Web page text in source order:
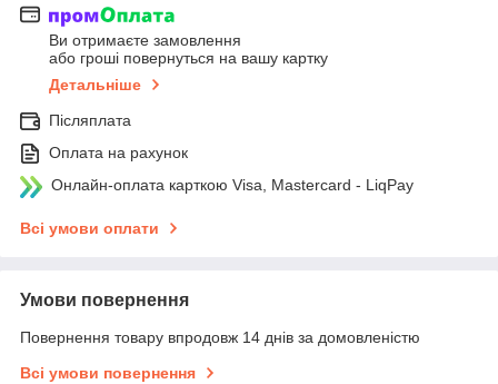
Ви отримаєте замовлення
або гроші повернуться на вашу картку
Детальніше
Післяплата
Оплата на рахунок
Онлайн-оплата карткою Visa, Mastercard - LiqPay
Всі умови оплати
Умови повернення
Повернення товару впродовж 14 днів за домовленістю
Всі умови повернення